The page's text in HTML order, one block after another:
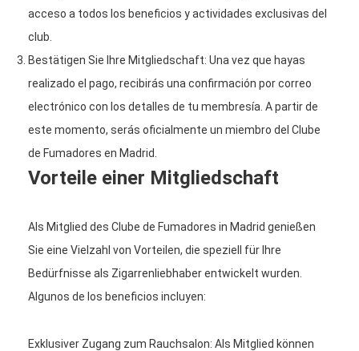
acceso a todos los beneficios y actividades exclusivas del
club.
Bestätigen Sie Ihre Mitgliedschaft: Una vez que hayas
realizado el pago, recibirás una confirmación por correo
electrónico con los detalles de tu membresía. A partir de
este momento, serás oficialmente un miembro del Clube
de Fumadores en Madrid.
Vorteile einer Mitgliedschaft
Als Mitglied des Clube de Fumadores in Madrid genießen
Sie eine Vielzahl von Vorteilen, die speziell für Ihre
Bedürfnisse als Zigarrenliebhaber entwickelt wurden.
Algunos de los beneficios incluyen:
Exklusiver Zugang zum Rauchsalon: Als Mitglied können